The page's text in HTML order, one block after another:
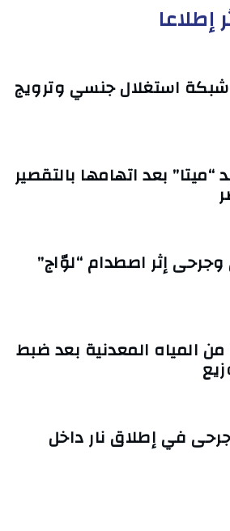
إطلاعا
استغلال جنسي وترويج
بعد اتهامها بالتقصير
إثر اصطدام “لوّاج”
المياه المعدنية بعد ضبط
في إطلاق نار داخل